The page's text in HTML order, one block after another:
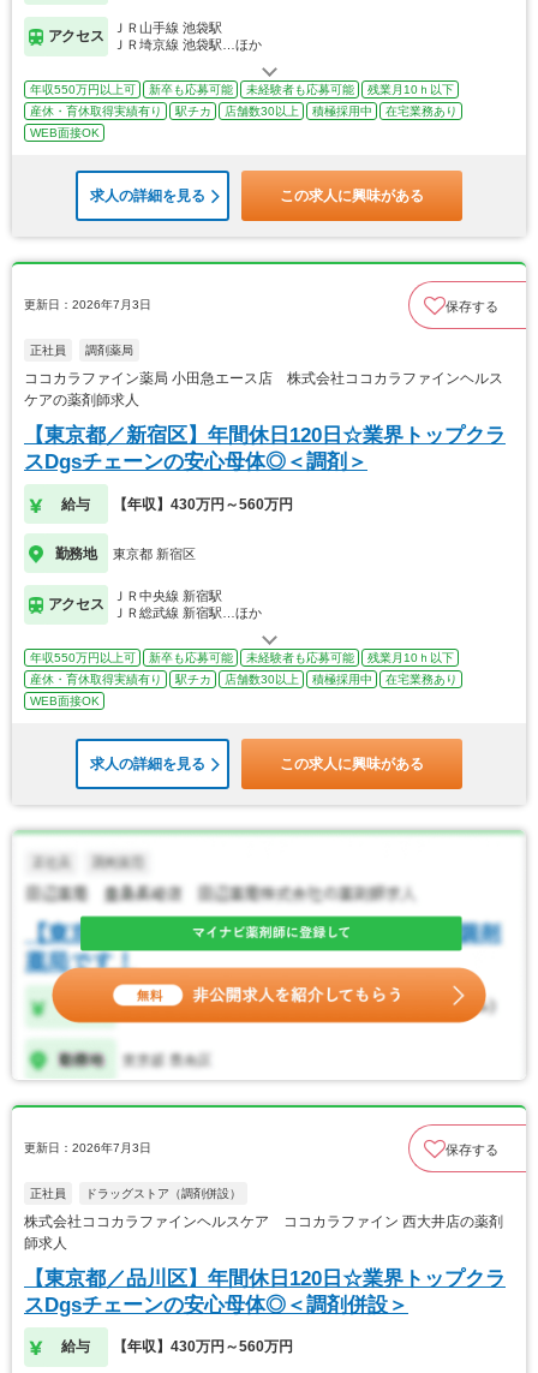
アクセス
ＪＲ山手線 池袋駅
ＪＲ埼京線 池袋駅…ほか
年収550万円以上可 新卒も応募可能 未経験者も応募可能
残業月10ｈ以下
産休・育休取得実績有り
駅チカ 店舗数30以上 積極採用中
在宅業務あり
WEB面接OK
求人の詳細を見る この求人に興味がある
更新日：2026年7月3日 保存する
正社員 調剤薬局
ココカラファイン薬局 小田急エース店 株式会社ココカラファインヘルス
ケアの薬剤師求人
【東京都／新宿区】年間休日120日☆業界トップクラ
スDgsチェーンの安心母体◎＜調剤＞
給与 【年収】430万円～560万円
勤務地 東京都 新宿区
アクセス
ＪＲ中央線 新宿駅
ＪＲ総武線 新宿駅…ほか
年収550万円以上可 新卒も応募可能 未経験者も応募可能
残業月10ｈ以下
産休・育休取得実績有り
駅チカ 店舗数30以上 積極採用中
在宅業務あり
WEB面接OK
求人の詳細を見る この求人に興味がある
更新日：2026年7月3日 保存する
正社員 ドラッグストア（調剤併設）
株式会社ココカラファインヘルスケア ココカラファイン 西大井店の薬剤
師求人
【東京都／品川区】年間休日120日☆業界トップクラ
スDgsチェーンの安心母体◎＜調剤併設＞
給与 【年収】430万円～560万円